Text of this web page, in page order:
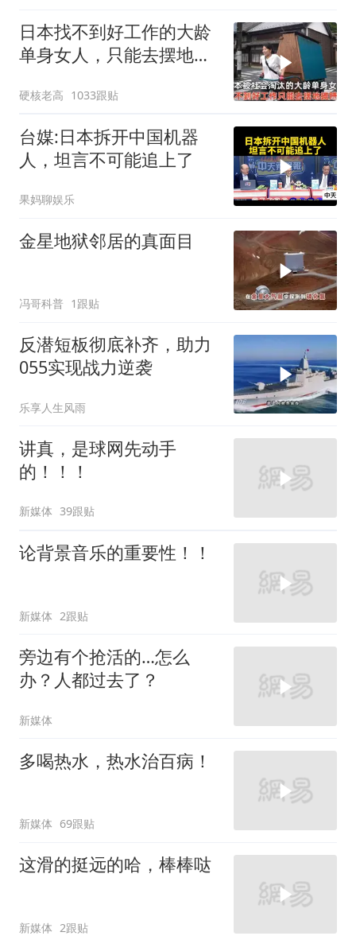
日本找不到好工作的大龄
单身女人，只能去摆地
硬核老高 1033跟贴
台媒:日本拆开中国机器
人，坦言不可能追上了
果妈聊娱乐
金星地狱邻居的真面目
冯哥科普 1跟贴
反潜短板彻底补齐，助力
055实现战力逆袭
乐享人生风雨
讲真，是球网先动手
的！！！
新媒体 39跟贴
论背景音乐的重要性！！
新媒体 2跟贴
旁边有个抢活的…怎么
办？人都过去了？
新媒体
多喝热水，热水治百病！
新媒体 69跟贴
这滑的挺远的哈，棒棒哒
新媒体 2跟贴